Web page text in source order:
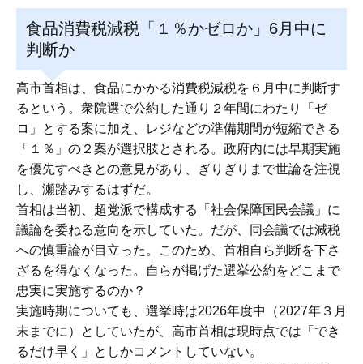
食品消費税減税「１％かゼロか」6月中に
判断か
高市首相は、食品にかかる消費税減税を６月中に判断す
るという。衆院選で公約した通り２年間にわたり「ゼ
ロ」とする案に加え、レジなどの準備期間が短縮できる
「１％」の２案が選択肢とされる。政府内には早期実施
を優先すべきとの意見があり、ぎりぎりまで世論を注視
し、瀬踏みするはずだ。
首相は当初、超党派で構成する「社会保障国民会議」に
議論を委ねる意向を示していた。だが、同会議では減税
への慎重論が目立った。このため、首相自ら判断を下さ
ざるを得なくなった。自らが掲げた選挙公約をどこまで
忠実に実施するのか？
実施時期についても、選挙時は2026年度中（2027年３月
末までに）としていたが、高市首相は現時点では「でき
るだけ早く」としかコメントしていない。